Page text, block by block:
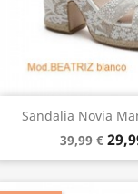
Sandalia Novia
39,99 €
 Vista